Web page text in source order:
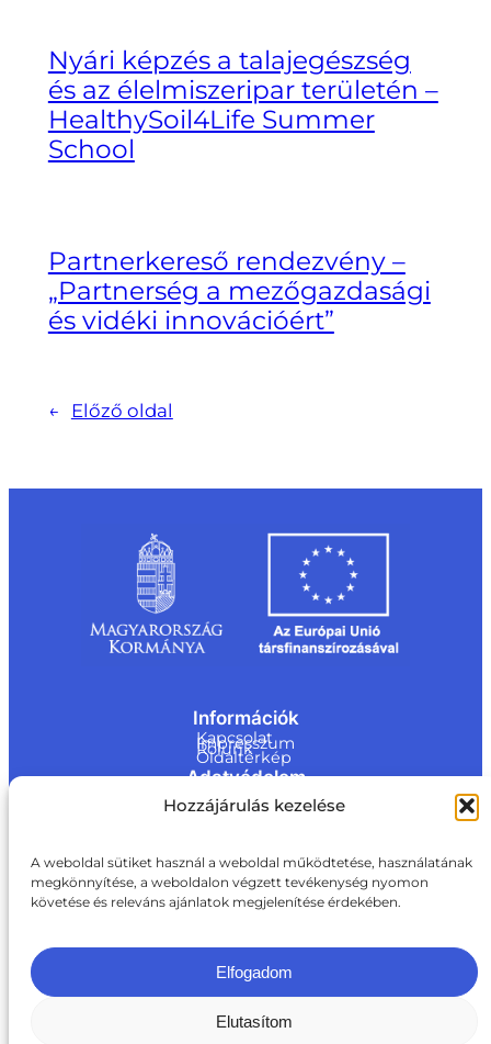
Hozzájárulás kezelése
A weboldal sütiket használ a weboldal működtetése, használatának
megkönnyítése, a weboldalon végzett tevékenység nyomon
követése és releváns ajánlatok megjelenítése érdekében.
Elfogadom
Elutasítom
Nyári képzés a talajegészség
és az élelmiszeripar területén –
HealthySoil4Life Summer
School
Partnerkereső rendezvény –
„Partnerség a mezőgazdasági
és vidéki innovációért”
← Előző oldal
Információk
Kapcsolat
Impresszum
Rólunk
Oldaltérkép
Adatvédelem
Jogi nyilatkozat
Adatvédelmi nyilatkozat
Akadálymentesítési nyilatkozat
ite@a
ki.gov.